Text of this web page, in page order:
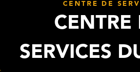
CENTRE DE
CENTRE
SERVICES